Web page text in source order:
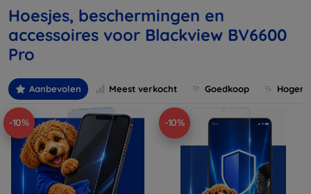
Hoesjes, beschermingen en
accessoires voor Blackview BV6600
Pro
Aanbevolen Meest verkocht Goedkoop
-10% -10%